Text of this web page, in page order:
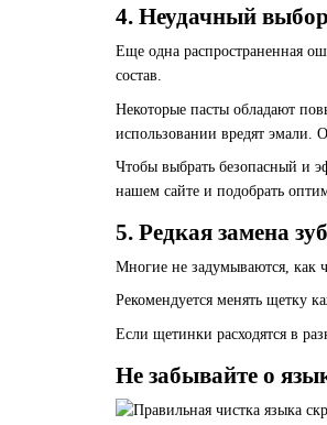
4. Неудачный
Еще одна распространенная
состав.
Некоторые пасты обладают
использовании вредят эмали.
Чтобы выбрать безопасный и
нашем сайте и подобрать
5. Редкая замена
Многие не задумываются, как
Рекомендуется менять щетку
Если щетинки расходятся в
Не забывайте о